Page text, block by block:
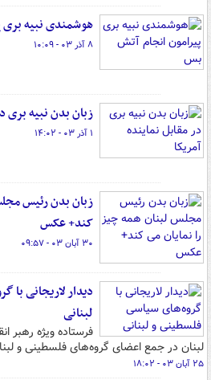
هوشمندی نبیه
۸ آذر ۰۳ - ۱۰:۰۹
زبان بدن نبیه بری
۱ آذر ۰۳ - ۱۴:۰۲
زبان بدن رئیس
کند+ عکس
۳۰ آبان ۰۳ - ۰۹:۵۷
دیدار لاریجانی
لبنانی
فرستاده ویژه رهبر
لبنان در جمع اعضای گروه‌های فلسطینی و
۲۵ آبان ۰۳ - ۱۸:۰۲